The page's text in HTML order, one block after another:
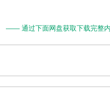
—— 通过下面网盘获取下载完整